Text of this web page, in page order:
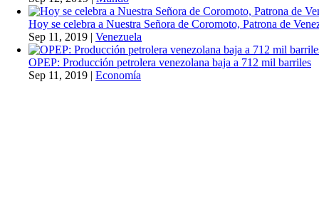
Hoy se celebra a Nuestra Señora de Coromoto, Patrona de
Sep 11, 2019 | Venezuela
OPEP: Producción petrolera venezolana baja a 712 mil barriles
Sep 11, 2019 | Economía